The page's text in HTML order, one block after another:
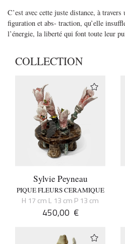
C’est avec cette juste distance, à
figuration et abs- traction, qu’elle
l’énergie, la liberté qui font toute leur
COLLECTION
Sylvie Peyneau
PIQUE FLEURS CERAMIQUE
H 17 cm L 13 cm P 13 cm
450,00 €